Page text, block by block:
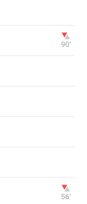
90‎’‎
56‎’‎